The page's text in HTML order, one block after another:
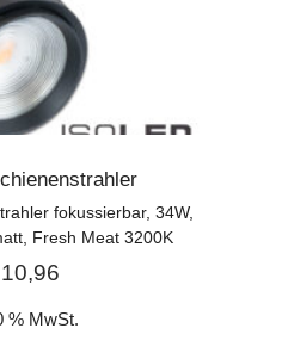
fokussierbar, 34W,
Fresh Meat 3200K
% MwSt.